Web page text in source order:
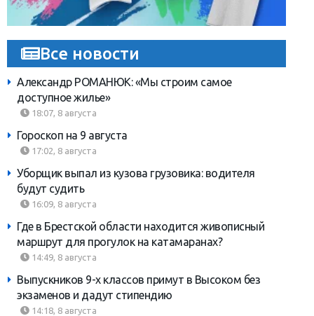
Все новости
Александр РОМАНЮК: «Мы строим самое
доступное жилье»
18:07, 8 августа
Гороскоп на 9 августа
17:02, 8 августа
Уборщик выпал из кузова грузовика: водителя
будут судить
16:09, 8 августа
Где в Брестской области находится живописный
маршрут для прогулок на катамаранах?
14:49, 8 августа
Выпускников 9-х классов примут в Высоком без
экзаменов и дадут стипендию
14:18, 8 августа